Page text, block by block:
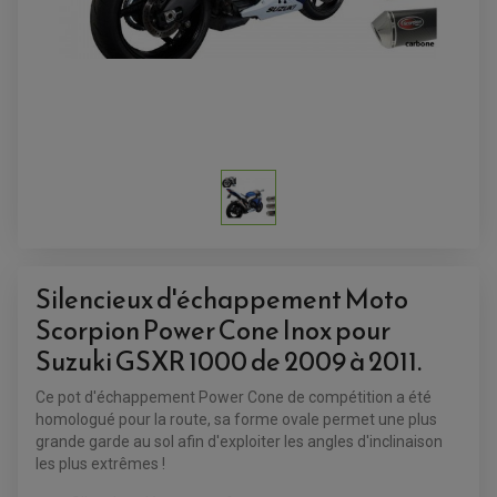
BAGAGERIE
BAGAGERIE SOUPLE
ACCESSOIRES QUAD
ACCESSOIRES ANODISES POUR QUAD
BOUCHON DE RÉSERVOIR QUAD
POIGNÉE QUAD
PROTÈGE-MAINS
PONTETS / REHAUSSES DE GUIDON
REPOSE PIED QUAD
BAGAGERIE / TREUIL / ATTELAGE
COFFRE / TOP CASE QUAD
TREUIL ET ATTELAGE QUAD-SSV
ÉQUIPEMENT ÉLECTRIQUE
ACCESSOIRES ÉLECTRIQUE ENDURO
PLAQUE PHARE
COMPTEUR D'HEURE
Silencieux d'échappement Moto
Scorpion Power Cone Inox pour
Suzuki GSXR 1000 de 2009 à 2011.
Ce pot d'échappement Power Cone de compétition a été
homologué pour la route, sa forme ovale permet une plus
grande garde au sol afin d'exploiter les angles d'inclinaison
les plus extrêmes !